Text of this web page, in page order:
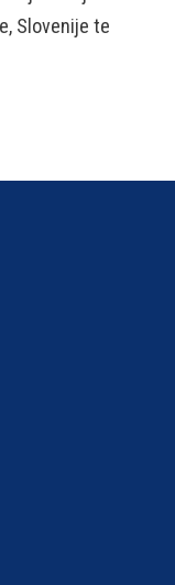
Slovenije te